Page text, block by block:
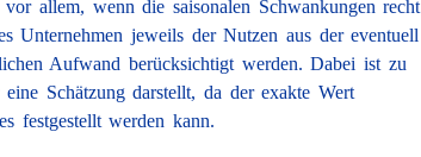
allem, wenn die saisonalen Schwankungen recht
Unternehmen jeweils der Nutzen aus der eventuell
Aufwand berücksichtigt werden. Dabei ist zu
Schätzung darstellt, da der exakte Wert
festgestellt werden kann.